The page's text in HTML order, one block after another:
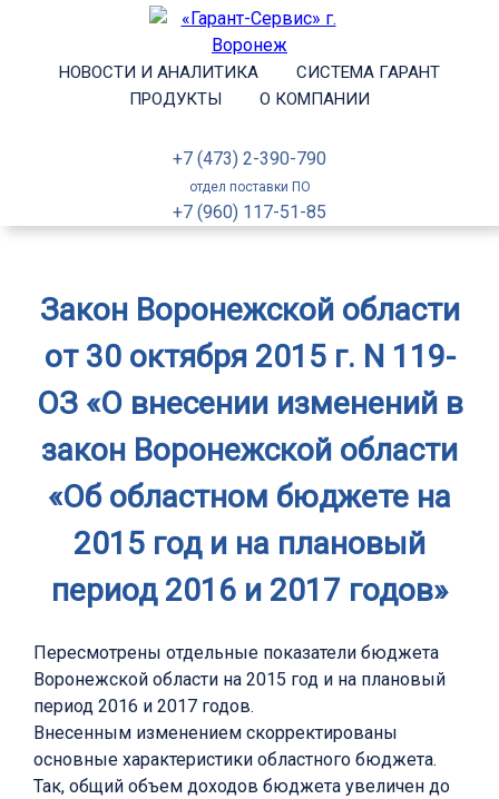
НОВОСТИ И АНАЛИТИКА
СИСТЕМА ГАРАНТ
ПРОДУКТЫ
О КОМПАНИИ
+7 (473) 2-390-790
отдел поставки ПО
+7 (960) 117-51-85
Закон Воронежской области
от 30 октября 2015 г. N 119-
ОЗ «О внесении изменений в
закон Воронежской области
«Об областном бюджете на
2015 год и на плановый
период 2016 и 2017 годов»
Пересмотрены отдельные показатели бюджета
Воронежской области на 2015 год и на плановый
период 2016 и 2017 годов.
Внесенным изменением скорректированы
основные характеристики областного бюджета.
Так, общий объем доходов бюджета увеличен до